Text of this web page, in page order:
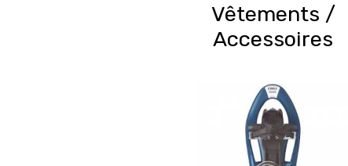
Vêtements /
Accessoires